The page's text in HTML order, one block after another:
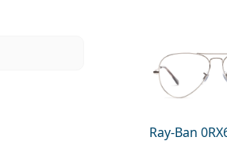
Ray-Ban